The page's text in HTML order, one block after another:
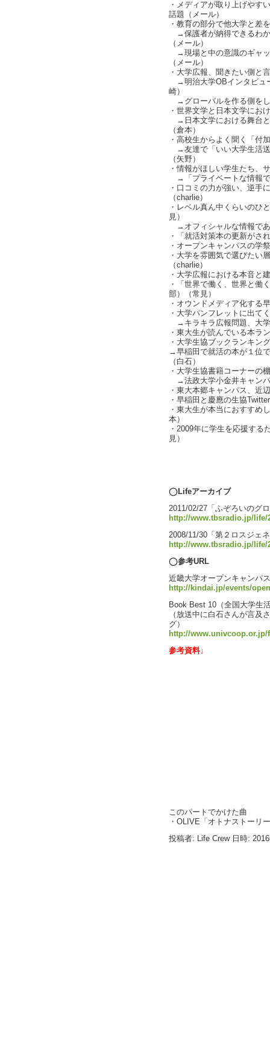
・メディアが取り上げやす
話題（メール）
・教育の部分で他大学と差
→保護者が納得できるわか
（メール）
→現場と中の意識のギャッ
（メール）
・大学広報、聞きたい側と
→明治大学OBインタビュ
崎）
→グローバルを作る側を
・世界文学と日本文学にお
→日本文学における舞台と
（倉本）
・高校生からよく聞く「付
→友達で「いい大学生活送
（矢野）
・情報がほしい学生たち、
→「プライベートな情報で
・口コミの力が強い、逆手
（charlie）
・レベル真ん中くらいのひ
見）
→オフィシャルな情報で
・「就活対策本の更新がさ
・オープンキャンパスの学
・大学を雰囲気で選びたい
（charlie）
・大学広報における本音と
・「世界で働く、世界と働
部）（常見）
・オウンドメディア化する
・大学パンフレットに出て
→キラキラ広報問題、大学
・東大生が読んでいる本ラ
・大学生協ブックランキン
→早稲田で就活の本が１位
（白石）
・大学生協書籍コーナーの
→法政大学小金井キャンパ
・東大本郷キャンパス、近
・早稲田と慶應の生協
・東大生が本当におすすめ
本）
・2009年に学生を応援する
見）
◯Lifeアーカイブ
2011/02/27「ふぞろいのグ
http://www.tbsradio.jp/life/
2008/11/30「第２ロスジェ
http://www.tbsradio.jp/life/
◯参考URL
近畿大学オープンキャンパ
http://kindai.jp/events/
Book Best 10（全国大学生
（放送中に白石さんが言及
グ）
http://www.univcoop.or.jp/
参考資料↓
このパートでかけた曲
・OLIVE「オトナストーリ
投稿者: Life Crew 日時: